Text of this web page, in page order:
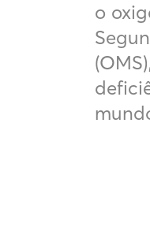
o